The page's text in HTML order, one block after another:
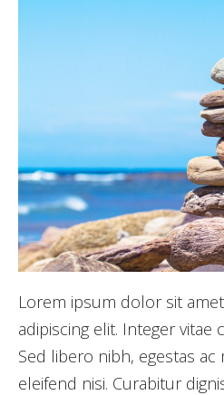
Lorem ipsum dolor sit
adipiscing elit. Integer
Sed libero nibh, egestas ac
eleifend nisi. Curabitur